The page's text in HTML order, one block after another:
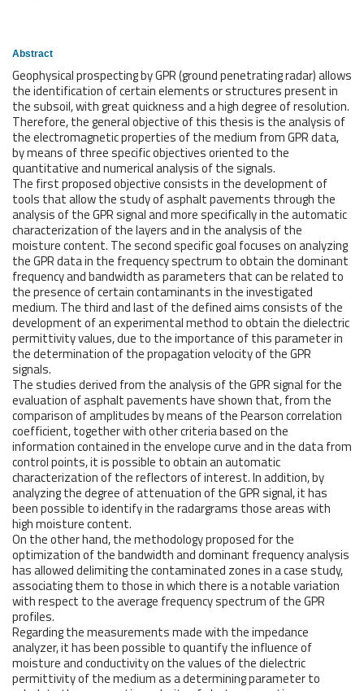
Abstract
Geophysical prospecting by GPR (ground penetrating radar) allows
the identification of certain elements or structures present in
the subsoil, with great quickness and a high degree of resolution.
Therefore, the general objective of this thesis is the analysis of
the electromagnetic properties of the medium from GPR data,
by means of three specific objectives oriented to the
quantitative and numerical analysis of the signals.
The first proposed objective consists in the development of
tools that allow the study of asphalt pavements through the
analysis of the GPR signal and more specifically in the automatic
characterization of the layers and in the analysis of the
moisture content. The second specific goal focuses on analyzing
the GPR data in the frequency spectrum to obtain the dominant
frequency and bandwidth as parameters that can be related to
the presence of certain contaminants in the investigated
medium. The third and last of the defined aims consists of the
development of an experimental method to obtain the dielectric
permittivity values, due to the importance of this parameter in
the determination of the propagation velocity of the GPR
signals.
The studies derived from the analysis of the GPR signal for the
evaluation of asphalt pavements have shown that, from the
comparison of amplitudes by means of the Pearson correlation
coefficient, together with other criteria based on the
information contained in the envelope curve and in the data from
control points, it is possible to obtain an automatic
characterization of the reflectors of interest. In addition, by
analyzing the degree of attenuation of the GPR signal, it has
been possible to identify in the radargrams those areas with
high moisture content.
On the other hand, the methodology proposed for the
optimization of the bandwidth and dominant frequency analysis
has allowed delimiting the contaminated zones in a case study,
associating them to those in which there is a notable variation
with respect to the average frequency spectrum of the GPR
profiles.
Regarding the measurements made with the impedance
analyzer, it has been possible to quantify the influence of
moisture and conductivity on the values of the dielectric
permittivity of the medium as a determining parameter to